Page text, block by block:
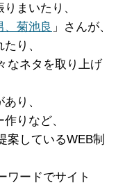
まいたり、
、菊池良 」さんが、
り、
なネタを取り上げ
り、
りなど、
案しているWEB制
ワードでサイト